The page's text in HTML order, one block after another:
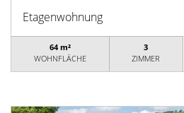
Etagenwohnung
64 m²
WOHNFLÄCHE
3
ZIMMER